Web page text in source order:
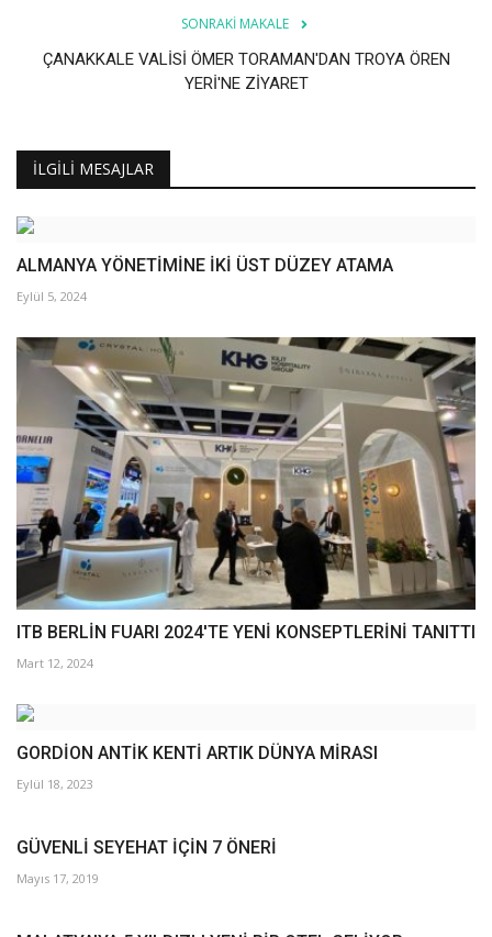
SONRAKI MAKALE
ÇANAKKALE VALİSİ ÖMER TORAMAN'DAN TROYA ÖREN
YERİ'NE ZİYARET
İLGILI MESAJLAR
ALMANYA YÖNETİMİNE İKİ ÜST DÜZEY ATAMA
Eylül 5, 2024
ITB BERLİN FUARI 2024'TE YENİ KONSEPTLERİNİ TANITTI
Mart 12, 2024
GORDİON ANTİK KENTİ ARTIK DÜNYA MİRASI
Eylül 18, 2023
GÜVENLİ SEYEHAT İÇİN 7 ÖNERİ
Mayıs 17, 2019